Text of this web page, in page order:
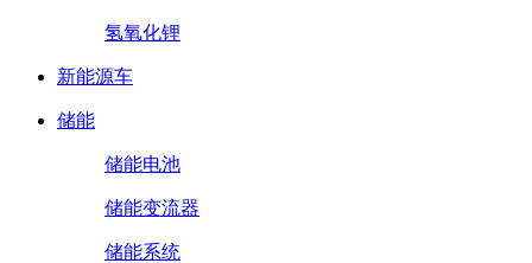
氢氧化锂
新能源车
储能
储能电池
储能变流器
储能系统